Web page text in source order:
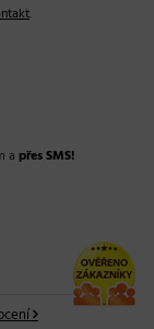
.
a přes SMS!